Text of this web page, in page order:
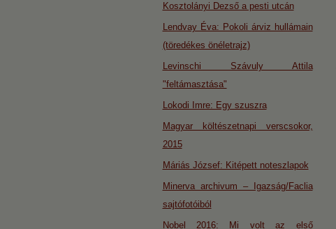
Kosztolányi Dezső a pesti utcán
Lendvay Éva: Pokoli árviz hullámain
(töredékes önéletrajz)
Levinschi Szávuly Attila
"feltámasztása"
Lokodi Imre: Egy szuszra
Magyar költészetnapi verscsokor,
2015
Máriás József: Kitépett noteszlapok
Minerva archivum – Igazság/Faclia
sajtófotóiból
Nobel 2016: Mi volt az első